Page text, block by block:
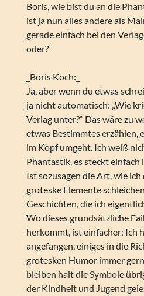
Boris, wie bist du an die
ist ja nun alles andere als
gerade einfach bei den
oder?
_Boris Koch:_
Ja, aber wenn du etwas
ja nicht automatisch: „Wie
Verlag unter?“ Das wäre zu
etwas Bestimmtes erzählen,
im Kopf umgeht. Ich weiß
Phantastik, es steckt einfach
Ist sozusagen die Art, wie ich
groteske Elemente
Geschichten, die ich
Wo dieses grundsätzliche
herkommt, ist einfacher: Ich
angefangen, einiges in die
grotesken Humor immer
bleiben halt die Symbole
der Kindheit und Jugend